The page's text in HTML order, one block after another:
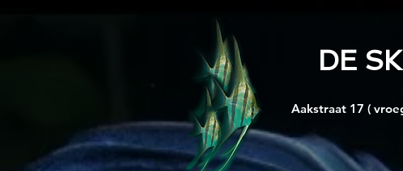
DE
Aakstraat 17 (